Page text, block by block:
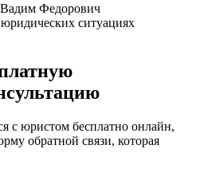
Федорович
ситуациях
с юристом бесплатно онлайн,
обратной связи, которая